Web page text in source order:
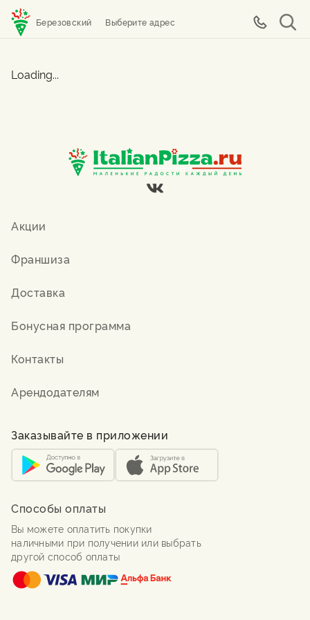
Березовский Выберите адрес
Loading...
Акции
Франшиза
Доставка
Бонусная программа
Контакты
Арендодателям
Заказывайте в приложении
Способы оплаты
Вы можете оплатить покупки
наличными при получении или выбрать
другой способ оплаты